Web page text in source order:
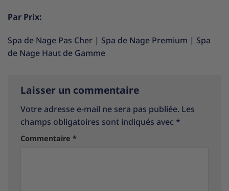
Par Prix:
Spa de Nage Pas Cher | Spa de Nage Premium | Spa
de Nage Haut de Gamme
Laisser un commentaire
Votre adresse e-mail ne sera pas publiée. Les
champs obligatoires sont indiqués avec *
Commentaire *